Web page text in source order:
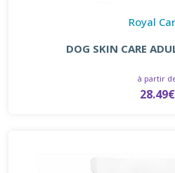
Royal
DOG SKIN CARE
à partir
28.49€